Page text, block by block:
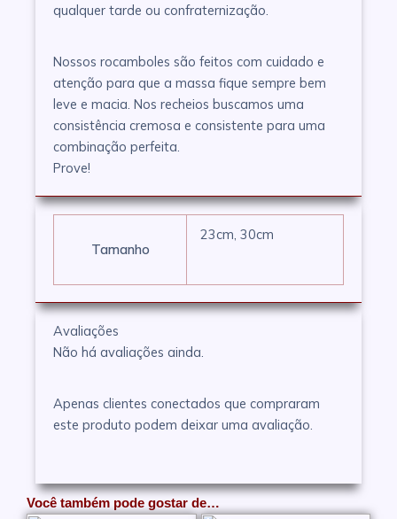
qualquer tarde ou confraternização.
Nossos rocamboles são feitos com cuidado e
atenção para que a massa fique sempre bem
leve e macia. Nos recheios buscamos uma
consistência cremosa e consistente para uma
combinação perfeita.
Prove!
Tamanho
23cm, 30cm
Avaliações
Não há avaliações ainda.
Apenas clientes conectados que compraram
este produto podem deixar uma avaliação.
Você também pode gostar de…